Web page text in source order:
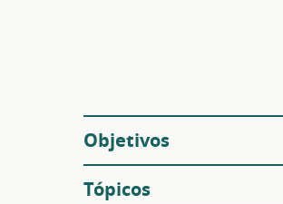
Filtros
Objetivos
Tópicos